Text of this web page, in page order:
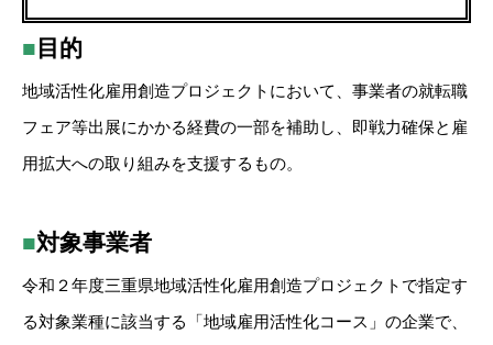
■目的
地域活性化雇用創造プロジェクトにおいて、事業者の就転職
フェア等出展にかかる経費の一部を補助し、即戦力確保と雇
用拡大への取り組みを支援するもの。
■対象事業者
令和２年度三重県地域活性化雇用創造プロジェクトで指定す
る対象業種に該当する「地域雇用活性化コース」の企業で、